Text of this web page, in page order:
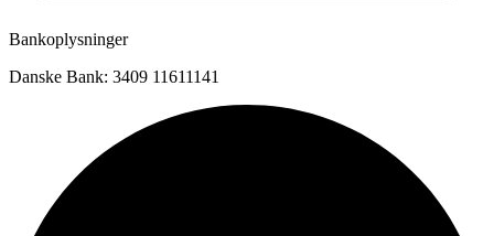
Bankoplysninger
Danske Bank: 3409 11611141